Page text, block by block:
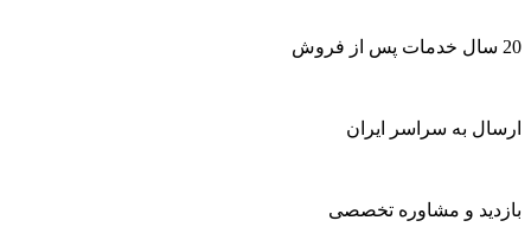
20 سال خدمات پس از فروش
ارسال به سراسر ایران
بازدید و مشاوره تخصصی